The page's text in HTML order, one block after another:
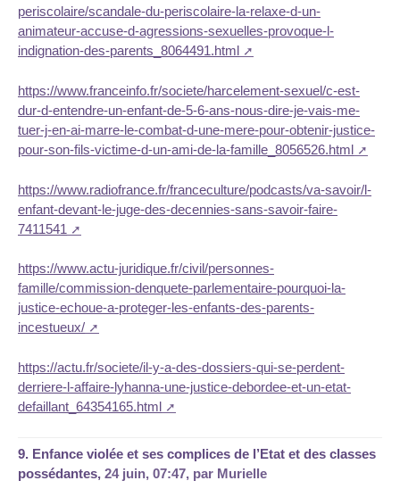
periscolaire/scandale-du-periscolaire-la-relaxe-d-un-
animateur-accuse-d-agressions-sexuelles-provoque-l-
indignation-des-parents_8064491.html
https://www.franceinfo.fr/societe/harcelement-sexuel/c-est-
dur-d-entendre-un-enfant-de-5-6-ans-nous-dire-je-vais-me-
tuer-j-en-ai-marre-le-combat-d-une-mere-pour-obtenir-justice-
pour-son-fils-victime-d-un-ami-de-la-famille_8056526.html
https://www.radiofrance.fr/franceculture/podcasts/va-savoir/l-
enfant-devant-le-juge-des-decennies-sans-savoir-faire-
7411541
https://www.actu-juridique.fr/civil/personnes-
famille/commission-denquete-parlementaire-pourquoi-la-
justice-echoue-a-proteger-les-enfants-des-parents-
incestueux/
https://actu.fr/societe/il-y-a-des-dossiers-qui-se-perdent-
derriere-l-affaire-lyhanna-une-justice-debordee-et-un-etat-
defaillant_64354165.html
9. Enfance violée et ses complices de l’Etat et des classes
possédantes, 24 juin, 07:47, par Murielle